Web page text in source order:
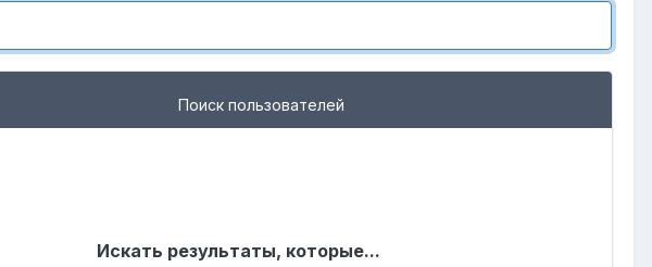
Поиск пользователей
Искать результаты, которые...